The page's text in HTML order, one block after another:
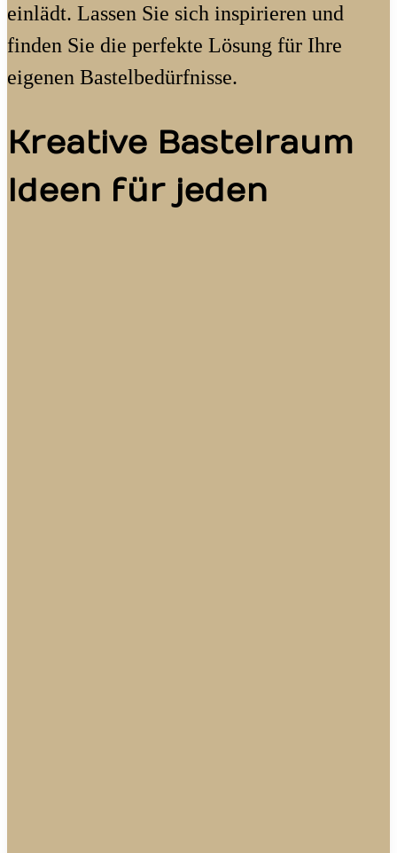
einlädt. Lassen Sie sich inspirieren und
finden Sie die perfekte Lösung für Ihre
eigenen Bastelbedürfnisse.
Kreative Bastelraum
Ideen für jeden